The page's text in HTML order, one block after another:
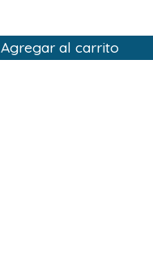
Agregar al carrito